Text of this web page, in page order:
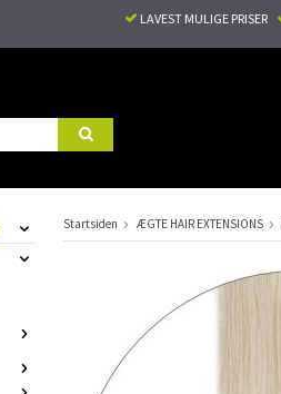
LAVEST MULIGE PRISER
Startsiden ÆGTE HAIR EXTENSIONS